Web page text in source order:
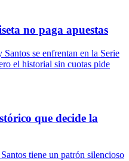
no paga apuestas
se enfrentan en la Serie
el historial sin cuotas pide
que decide la
tiene un patrón silencioso